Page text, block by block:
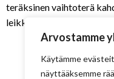
Arvostamme
Käytämme
näyttääksemme
teräksinen vaihtoterä
leikkuusärmällä. Erittäin
leikata ja pitkä